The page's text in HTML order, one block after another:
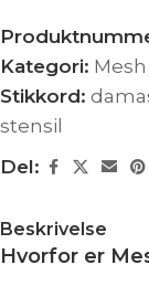
Kategori:
Stikkord:
stensil
Del:
Beskrivelse
Hvorfor er